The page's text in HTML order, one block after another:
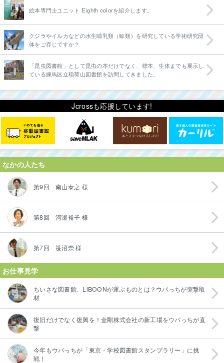
絵本専門士ユニット Eighth colorを紹介します。
クジラやイルカなどの水生哺乳類（鯨類）を研究している学術研究団
体をご存じですか？
「昆虫図書館」として昆虫の本だけでなく、標本、生体までも展示し
ている練馬区立稲荷山図書館を訪問してきました。
Jcrossも応援しています!
なかの人たち
第9回 南山泰之 様
第8回 河瀬裕子 様
第7回 笹沼崇 様
お仕事見学
ちいさな図書館、LiBOONが運ぶものとは？ウパっちが突撃取
材
復旧だけでなく復興を！金剛株式会社の新工場をウパっちが直
撃
今年もウパっちが「東京・学校図書館スタンプラリー」に挑
戦！